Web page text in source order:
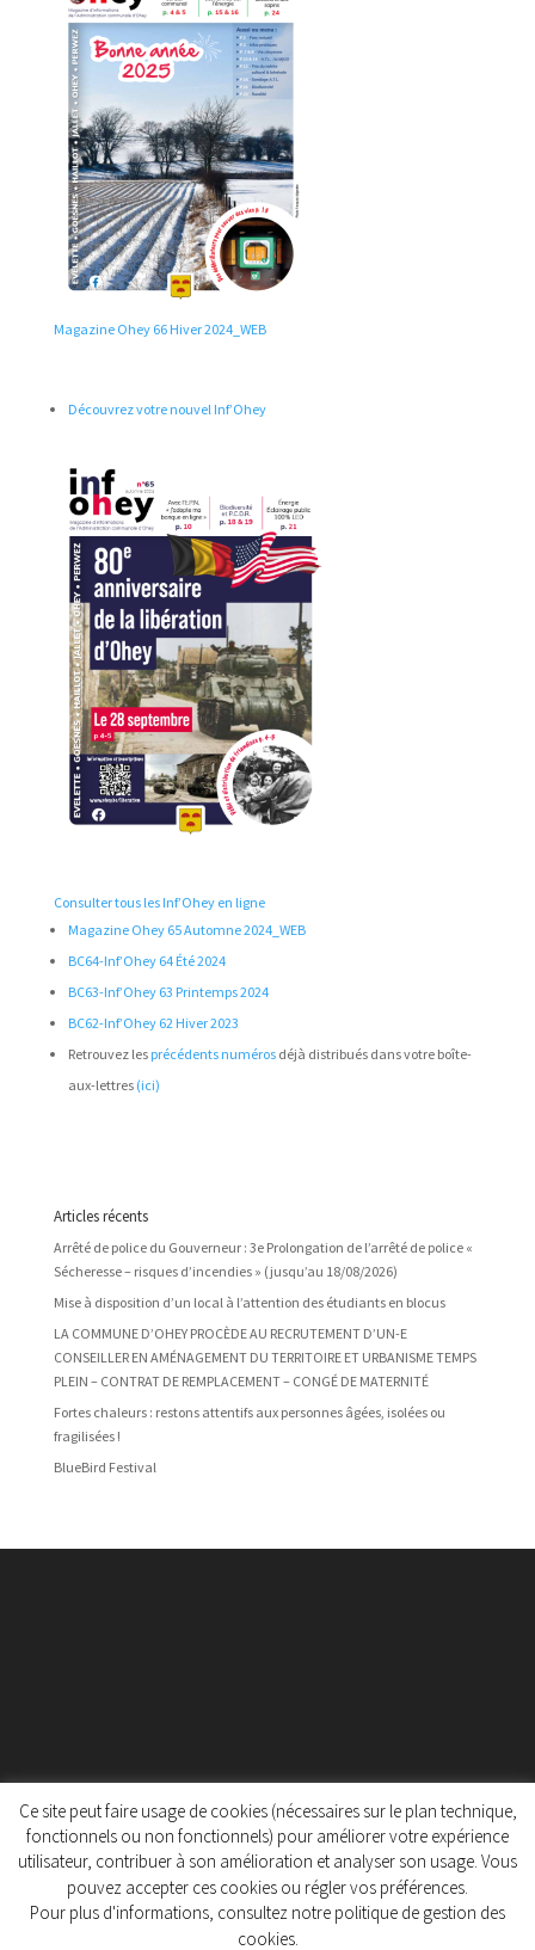
Magazine Ohey 66 Hiver 2024_WEB
Découvrez votre nouvel Inf’Ohey
Consulter tous les Inf’Ohey en ligne
Magazine Ohey 65 Automne 2024_WEB
BC64-Inf’Ohey 64 Été 2024
BC63-Inf’Ohey 63 Printemps 2024
BC62-Inf’Ohey 62 Hiver 2023
Retrouvez les précédents numérosdéjà distribués dans votre boîte-
aux-lettres (ici)
Articles récents
Arrêté de police du Gouverneur : 3e Prolongation de l’arrêté de police «
Sécheresse – risques d’incendies » (jusqu’au 18/08/2026)
Mise à disposition d’un local à l’attention des étudiants en blocus
LA COMMUNE D’OHEY PROCÈDE AU RECRUTEMENT D’UN-E
CONSEILLER EN AMÉNAGEMENT DU TERRITOIRE ET URBANISME TEMPS
PLEIN – CONTRAT DE REMPLACEMENT – CONGÉ DE MATERNITÉ
Fortes chaleurs : restons attentifs aux personnes âgées, isolées ou
fragilisées !
BlueBird Festival
Protection des données personnelles
Politique de gestion des cookies
Ce site peut faire usage de cookies (nécessaires sur le plan technique,
fonctionnels ou non fonctionnels) pour améliorer votre expérience
utilisateur, contribuer à son amélioration et analyser son usage. Vous
pouvez accepter ces cookies ou régler vos préférences.
Pour plus d'informations, consultez notre politique de gestion des
cookies.